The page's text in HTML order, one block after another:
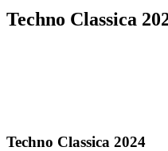
Techno Classica
Techno Classica 2024